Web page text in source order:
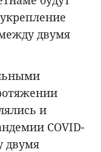
двумя
и
COVID-
двумя